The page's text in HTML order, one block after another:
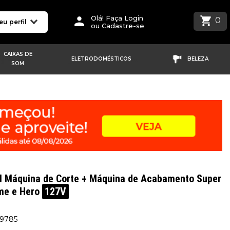
perfil
Olá! Faça Login
ou Cadastre-se
0
CAIXAS DE
SOM
ELETRODOMÉSTICOS BELEZA
Máquina de Corte + Máquina de Acabamento Super
e Hero 127V